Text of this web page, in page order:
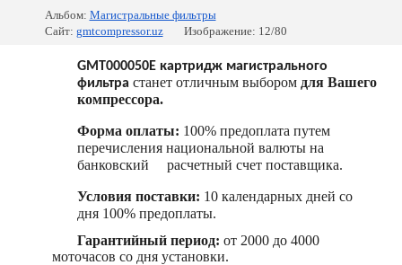
Альбом: Магистральные фильтры
Сайт: gmtcompressor.uz Изображение: 12/80
GMT000050E картридж магистрального
фильтра станет отличным выбором для Вашего
компрессора.
Форма оплаты: 100% предоплата путем
перечисления национальной валюты на
банковский расчетный счет поставщика.
Условия поставки: 10 календарных дней со
дня 100% предоплаты.
Гарантийный период: от 2000 до 4000
моточасов со дня установки.